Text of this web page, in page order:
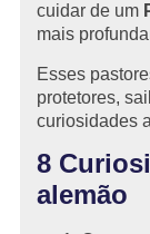
cuidar de um
mais
Esses
protetores,
curiosidades
8
alemão